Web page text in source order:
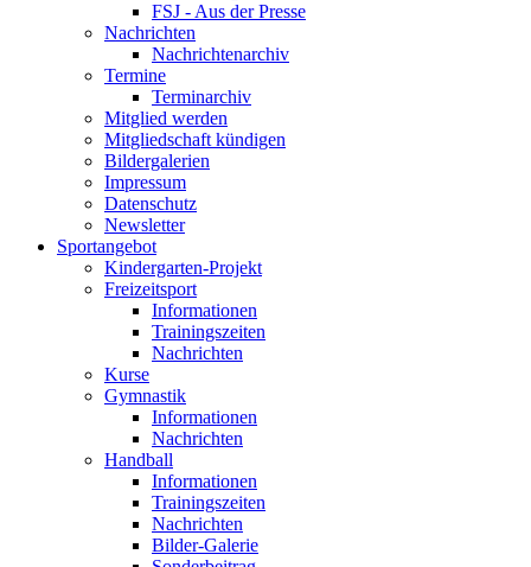
FSJ - Aus der Presse
Nachrichten
Nachrichtenarchiv
Termine
Terminarchiv
Mitglied werden
Mitgliedschaft kündigen
Bildergalerien
Impressum
Datenschutz
Newsletter
Sportangebot
Kindergarten-Projekt
Freizeitsport
Informationen
Trainingszeiten
Nachrichten
Kurse
Gymnastik
Informationen
Nachrichten
Handball
Informationen
Trainingszeiten
Nachrichten
Bilder-Galerie